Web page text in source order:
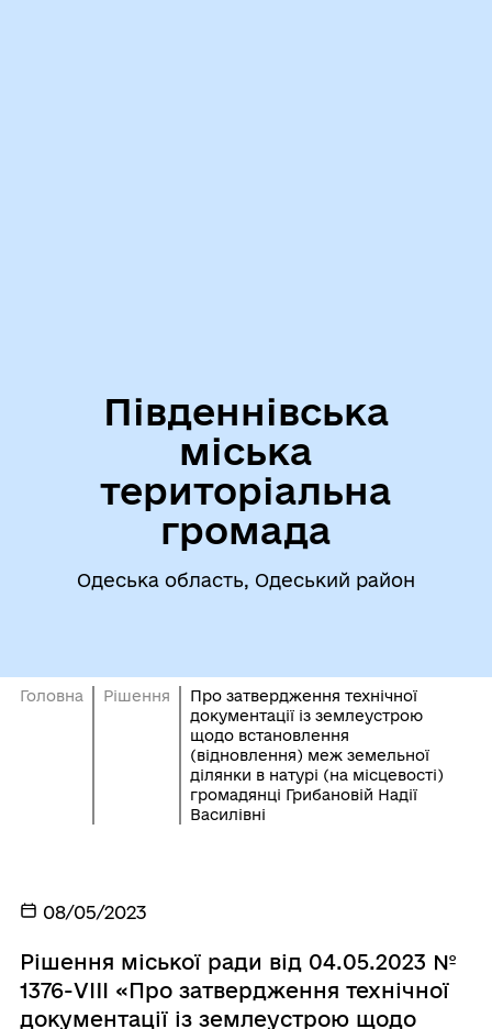
Південнівська
міська
територіальна
громада
Одеська область, Одеський район
Головна Рішення
Про затвердження технічної
документації із землеустрою
щодо встановлення
(відновлення) меж земельної
ділянки в натурі (на місцевості)
громадянці Грибановій Надії
Василівні
08/05/2023
Рішення міської ради від 04.05.2023 №
1376-VIIІ «Про затвердження технічної
документації із землеустрою щодо